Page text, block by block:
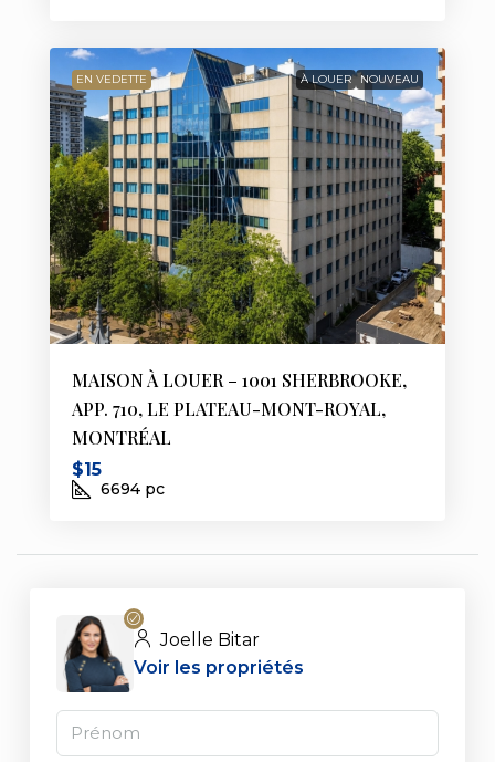
EN VEDETTE À LOUER NOUVEAU
MAISON À LOUER – 1001 SHERBROOKE,
APP. 710, LE PLATEAU-MONT-ROYAL,
MONTRÉAL
$15
6694 pc
Joelle Bitar
Voir les propriétés